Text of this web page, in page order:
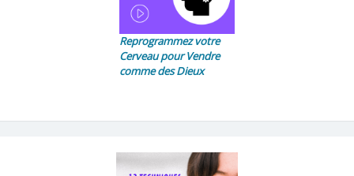
Reprogrammez votre
Cerveau pour Vendre
comme des Dieux